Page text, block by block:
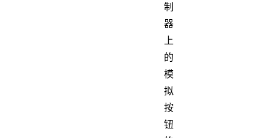
制
器
上
的
模
拟
按
钮